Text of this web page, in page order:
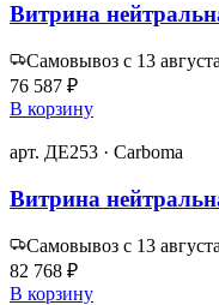
Витрина
Самовывоз с 13 августа
76 587 ₽
В корзину
арт. ДЕ253 · Carboma
Витрина
Самовывоз с 13 августа
82 768 ₽
В корзину